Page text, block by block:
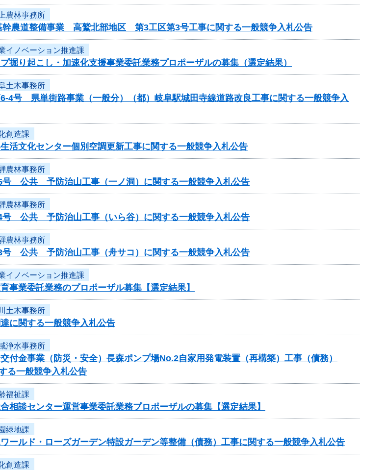
農林事務所
幹農道整備事業 高鷲北部地区 第3工区第3号工事に関する一般競争入札公告
イノベーション推進課
掘り起こし・加速化支援事業委託業務プロポーザルの募集（選定結果）
土木事務所
6-4号 県単街路事業（一般分）（都）岐阜駅城田寺線道路改良工事に関する一般競争入
創造課
生活文化センター個別空調更新工事に関する一般競争入札公告
農林事務所
号 公共 予防治山工事（一ノ洞）に関する一般競争入札公告
農林事務所
号 公共 予防治山工事（いら谷）に関する一般競争入札公告
農林事務所
号 公共 予防治山工事（舟サコ）に関する一般競争入札公告
イノベーション推進課
事業委託業務のプロポーザル募集【選定結果】
土木事務所
に関する一般競争入札公告
浄水事務所
金事業（防災・安全）長森ポンプ場No.2自家用発電装置（再構築）工事（債務）
る一般競争入札公告
福祉課
相談センター運営事業委託業務プロポーザルの募集【選定結果】
緑地課
ールド・ローズガーデン特設ガーデン等整備（債務）工事に関する一般競争入札公告
創造課